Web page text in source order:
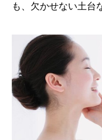
も、欠かせない土台